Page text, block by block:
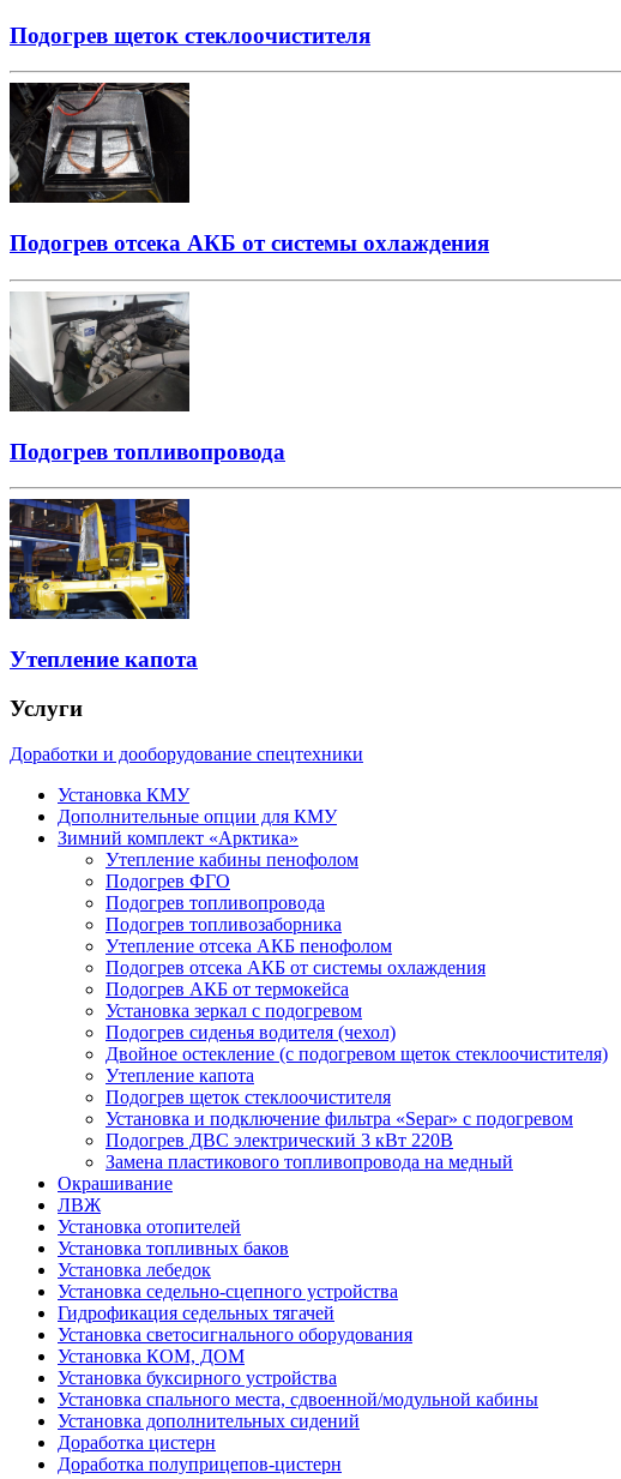
Подогрев щеток стеклоочистителя
Подогрев отсека АКБ от системы охлаждения
Подогрев топливопровода
Утепление капота
Услуги
Доработки и дооборудование спецтехники
Установка КМУ
Дополнительные опции для КМУ
Зимний комплект «Арктика»
Утепление кабины пенофолом
Подогрев ФГО
Подогрев топливопровода
Подогрев топливозаборника
Утепление отсека АКБ пенофолом
Подогрев отсека АКБ от системы охлаждения
Подогрев АКБ от термокейса
Установка зеркал с подогревом
Подогрев сиденья водителя (чехол)
Двойное остекление (с подогревом щеток стеклоочистителя)
Утепление капота
Подогрев щеток стеклоочистителя
Установка и подключение фильтра «Separ» с подогревом
Подогрев ДВС электрический 3 кВт 220В
Замена пластикового топливопровода на медный
Окрашивание
ЛВЖ
Установка отопителей
Установка топливных баков
Установка лебедок
Установка седельно-сцепного устройства
Гидрофикация седельных тягачей
Установка светосигнального оборудования
Установка КОМ, ДОМ
Установка буксирного устройства
Установка спального места, сдвоенной/модульной кабины
Установка дополнительных сидений
Доработка цистерн
Доработка полуприцепов-цистерн